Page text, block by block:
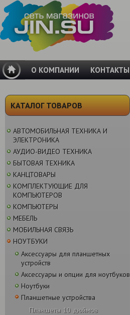
О КОМПАНИИ КОНТАКТЫ
КАТАЛОГ ТОВАРОВ
АВТОМОБИЛЬНАЯ ТЕХНИКА И
ЭЛЕКТРОНИКА
АУДИО-ВИДЕО ТЕХНИКА
БЫТОВАЯ ТЕХНИКА
КАНЦТОВАРЫ
КОМПЛЕКТУЮЩИЕ ДЛЯ
КОМПЬЮТЕРОВ
КОМПЬЮТЕРЫ
МЕБЕЛЬ
МОБИЛЬНАЯ СВЯЗЬ
НОУТБУКИ
Аксессуары для планшетных
устройств
Аксессуары и опции для ноутбуков
Ноутбуки
Планшетные устройства
Планшеты 10 дюймов